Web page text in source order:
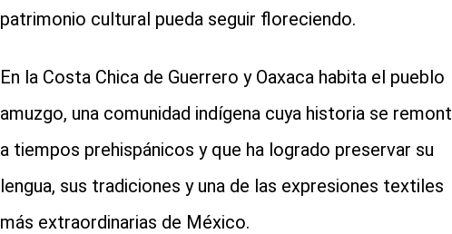
patrimonio cultural pueda seguir floreciendo.
En la Costa Chica de Guerrero y Oaxaca habita el pueblo
amuzgo, una comunidad indígena cuya historia se
a tiempos prehispánicos y que ha logrado preservar su
lengua, sus tradiciones y una de las expresiones textiles
más extraordinarias de México.